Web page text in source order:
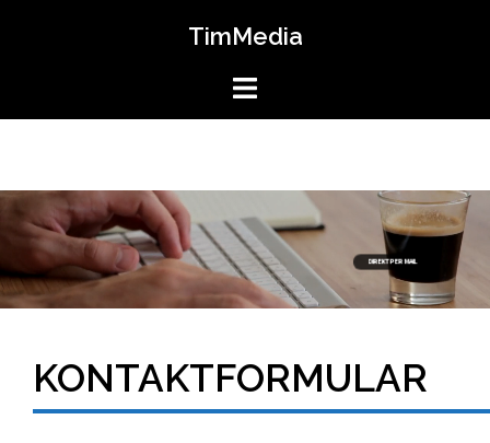
TimMedia
DIREKT PER MAIL
KONTAKTFORMULAR